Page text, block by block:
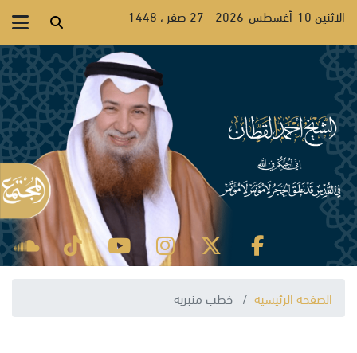
الاثنين 10-أغسطس-2026 - 27 صفر ، 1448
الصفحة الرئيسية خطب منبرية